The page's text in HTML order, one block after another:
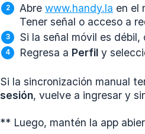
Abre www.handy.la en el
Tener señal o acceso a
Si la señal móvil es
Regresa a Perfil y
Si la sincronización manual
sesión, vuelve a ingresar y
** Luego, mantén la app